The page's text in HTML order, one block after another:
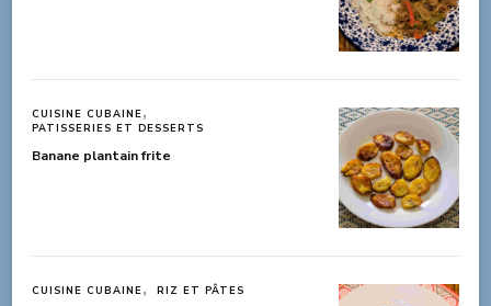
CUISINE CUBAINE
PATISSERIES ET DESSERTS
Banane plantain frite
CUISINE CUBAINE RIZ ET PÂTES